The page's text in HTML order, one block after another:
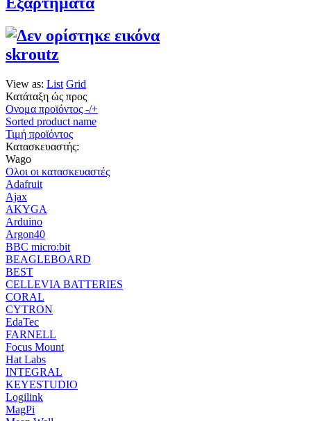
skroutz
View as: List Grid
Κατάταξη ώς προς
Ονομα προϊόντος -/+
Sorted product name
Τιμή προϊόντος
Κατασκευαστής:
Wago
Ολοι οι κατασκευαστές
Adafruit
Ajax
AKYGA
Arduino
Argon40
BBC micro:bit
BEAGLEBOARD
BEST
CELLEVIA BATTERIES
CORAL
CYTRON
EdaTec
FARNELL
Focus Mount
Hat Labs
INTEGRAL
KEYESTUDIO
Logilink
MagPi